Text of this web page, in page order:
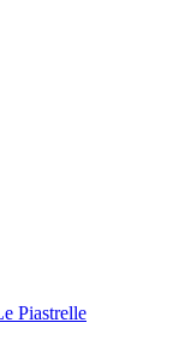
Piastrelle